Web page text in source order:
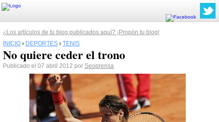
¿Los artículos de tu blog publicados aquí? ¡Propón tu blog!
INICIO › DEPORTES › TENIS
No quiere ceder el trono
Publicado el 07 abril 2012 por Seoprensa